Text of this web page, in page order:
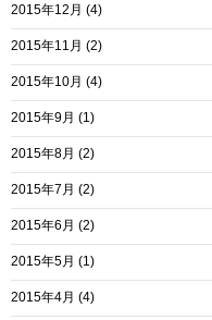
2015年12月 (4)
2015年11月 (2)
2015年10月 (4)
2015年9月 (1)
2015年8月 (2)
2015年7月 (2)
2015年6月 (2)
2015年5月 (1)
2015年4月 (4)